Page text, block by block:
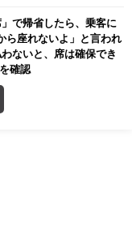
で帰省したら、乗客に
ら座れないよ」と言われ
ないと、席は確保でき
確認